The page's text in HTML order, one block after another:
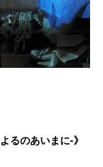
よるのあいまに-》